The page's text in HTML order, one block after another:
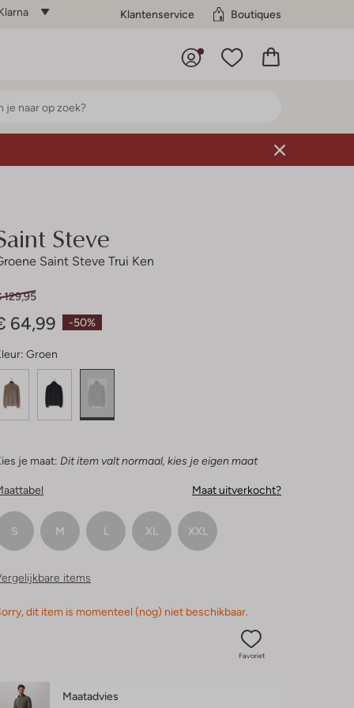
Klantenservice Boutiques
Steve
Saint Steve Trui Ken
-50%
129,95
64,99
Groen
je maat: Dit item valt normaal, kies je eigen maat
Maat uitverkocht?
S M L XL XXL
items
dit item is momenteel (nog) niet beschikbaar.
Favoriet
Maatadvies